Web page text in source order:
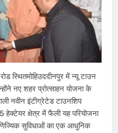
​स्थितमोहिउददीनपुर में न्यू टाउन​
नए शहर प्रोत्साहन योजना के
नवीन इंटीग्रेटेड टाउनशिप
हेक्टेयर क्षेत्र में फैली यह परियोजना
सुविधाओं का एक आधुनिक